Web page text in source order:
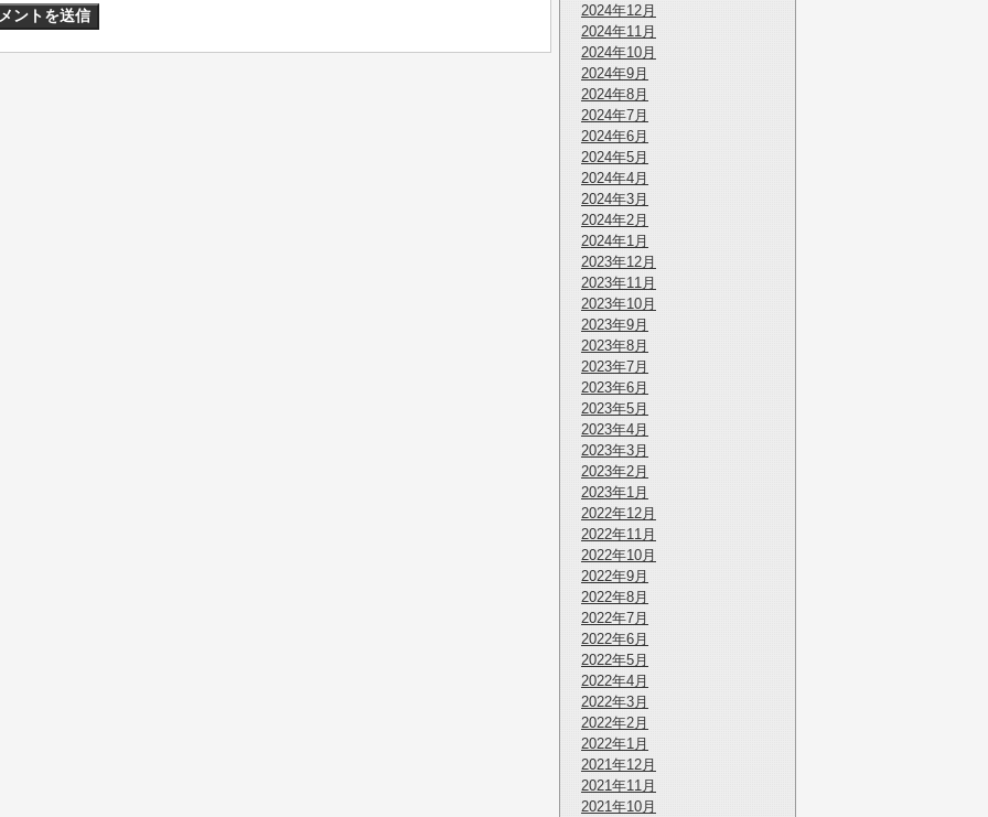
2024年12月
2024年11月
2024年10月
2024年9月
2024年8月
2024年7月
2024年6月
2024年5月
2024年4月
2024年3月
2024年2月
2024年1月
2023年12月
2023年11月
2023年10月
2023年9月
2023年8月
2023年7月
2023年6月
2023年5月
2023年4月
2023年3月
2023年2月
2023年1月
2022年12月
2022年11月
2022年10月
2022年9月
2022年8月
2022年7月
2022年6月
2022年5月
2022年4月
2022年3月
2022年2月
2022年1月
2021年12月
2021年11月
2021年10月